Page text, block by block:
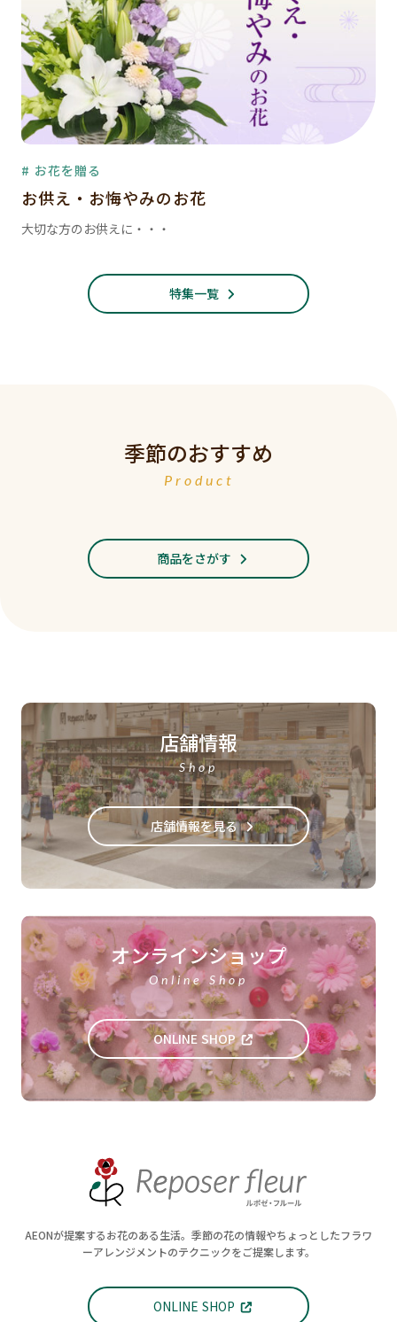
# お花を贈る
お供え・お悔やみのお花
大切な方のお供えに・・・
特集一覧
季節のおすすめ
Product
商品をさがす
店舗情報
Shop
店舗情報を見る
オンラインショップ
Online Shop
ONLINE SHOP
AEONが提案するお花のある生活。季節の花の情報やちょっとしたフラワ
ーアレンジメントのテクニックをご提案します。
ONLINE SHOP